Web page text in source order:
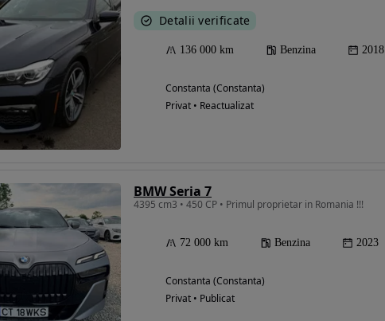
Eligibil pentru
finantare
Detalii verificate
136 000 km Benzina 2018
Constanta (Constanta)
Privat • Reactualizat
BMW Seria 7
4395 cm3 • 450 CP • Primul proprietar in Romania !!!
72 000 km Benzina 2023
Constanta (Constanta)
Privat • Publicat